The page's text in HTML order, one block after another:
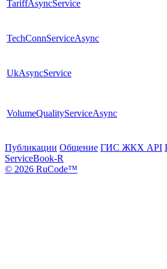
TariffAsyncService
TechConnServiceAsync
UkAsyncService
VolumeQualityServiceAsync
Публикации Общение ГИС ЖКХ API
ServiceBook-R
© 2026 RuCode™